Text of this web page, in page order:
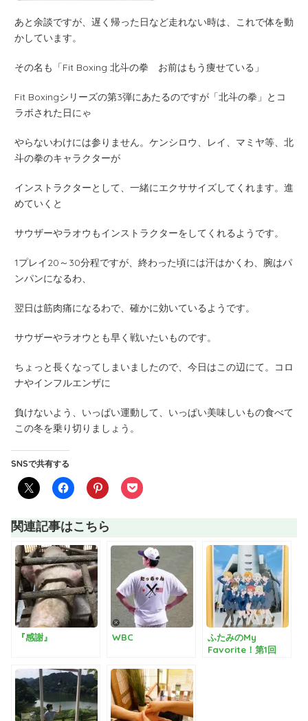
あと余談ですが、遅く帰った日など走れない時は、これで体を動
かしています。
その名も「Fit Boxing 北斗の拳 お前はもう痩せている」
Fit Boxingシリーズの第3弾にあたるのですが「北斗の拳」とコ
ラボされた日にゃ
やらないわけには参りません。ケンシロウ、レイ、マミヤ等、北
斗の拳のキャラクターが
インストラクターとして、一緒にエクササイズしてくれます。進
めていくと
サウザーやラオウもインストラクターをしてくれるようです。
1プレイ20～30分程ですが、終わった頃には汗はかくわ、腕はパ
ンパンになるわ、
翌日は筋肉痛になるわで、確かに効いているようです。
サウザーやラオウとも早く戦いたいものです。
ちょっと長くなってしまいましたので、今日はこの辺にて。コロ
ナやインフルエンザに
負けないよう、いっぱい運動して、いっぱい美味しいもの食べて
この冬を乗り切りましょう。
SNSで共有する
関連記事はこちら
『感謝』 WBC
ふたみのMy
Favorite！第1回